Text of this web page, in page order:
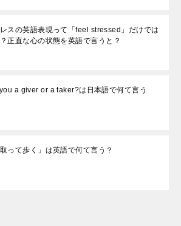
スの英語表現って「feel stressed」だけでは
正直な心の状態を英語で言うと？
a giver or a taker?は日本語で何て言う
取って歩く」は英語で何て言う？